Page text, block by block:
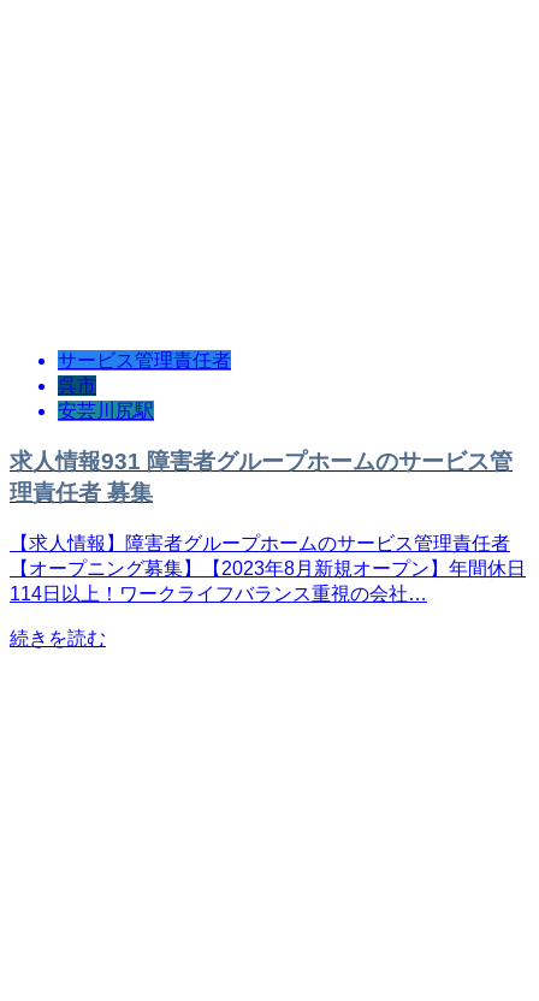
サービス管理責任者
呉市
安芸川尻駅
求人情報931 障害者グループホームのサービス管
理責任者 募集
【求人情報】障害者グループホームのサービス管理責任者
【オープニング募集】【2023年8月新規オープン】年間休日
114日以上！ワークライフバランス重視の会社…
続きを読む